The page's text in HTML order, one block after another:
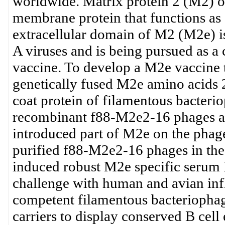
membrane protein that functions
extracellular domain of M2 (M2e)
A viruses and is being pursued as
vaccine. To develop a M2e
genetically fused M2e amino
coat protein of filamentous
recombinant f88-M2e2-16 phages
introduced part of M2e on the
purified f88-M2e2-16 phages in
induced robust M2e specific
challenge with human and avian
competent filamentous
carriers to display conserved B